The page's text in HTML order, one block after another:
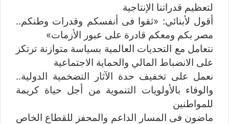
لتعظيم قدراتنا الإنتاجية
أقول لأبنائي: «ثقوا فى أنفسكم وقدرات وطنكم..
مصر بكم ومعكم قادرة على عبور الأزمات»
نتعامل مع التحديات العالمية بسياسة متوازنة ترتكز
على الانضباط المالي والحماية الاجتماعية
نعمل على تخفيف حدة الآثار التضخمية الدولية..
والوفاء بالأولويات التنموية من أجل حياة كريمة
للمواطنين
ماضون فى المسار الداعم والمحفز للقطاع الخاص